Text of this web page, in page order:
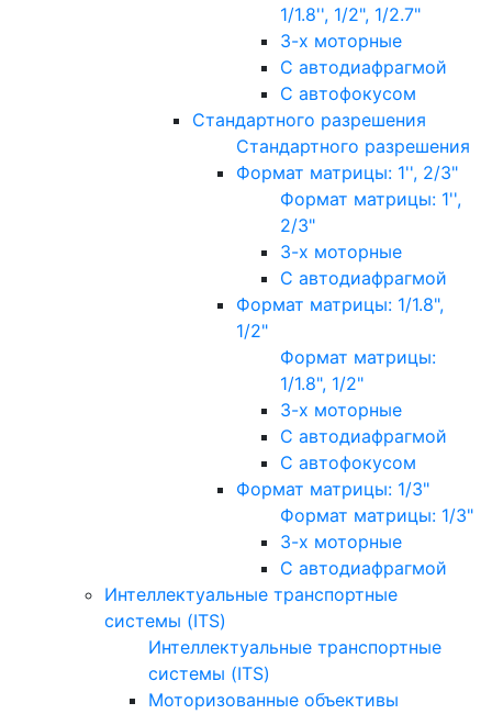
1/1.8'', 1/2", 1/2.7"
3-х моторные
С автодиафрагмой
С автофокусом
Стандартного разрешения
Стандартного разрешения
Формат матрицы: 1'', 2/3"
Формат матрицы: 1'',
2/3"
3-х моторные
С автодиафрагмой
Формат матрицы: 1/1.8",
1/2"
Формат матрицы:
1/1.8", 1/2"
3-х моторные
С автодиафрагмой
С автофокусом
Формат матрицы: 1/3"
Формат матрицы: 1/3"
3-х моторные
С автодиафрагмой
Интеллектуальные транспортные
системы (ITS)
Интеллектуальные транспортные
системы (ITS)
Моторизованные объективы